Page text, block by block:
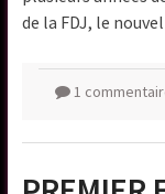
de la FDJ, le
1